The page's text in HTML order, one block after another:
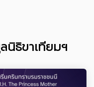
ธิขาเทียมฯ